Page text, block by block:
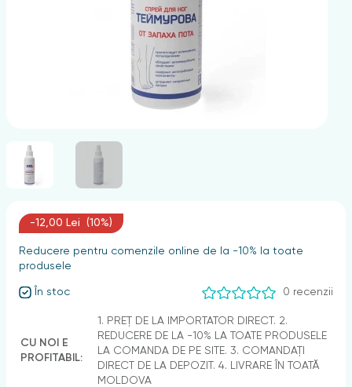
-12,00 Lei (10%)
Reducere pentru comenzile online de la -10% la toate
produsele
În stoc 0 recenzii
CU NOI E
PROFITABIL:
1. PREȚ DE LA IMPORTATOR DIRECT. 2.
REDUCERE DE LA -10% LA TOATE PRODUSELE
LA COMANDA DE PE SITE. 3. COMANDAȚI
DIRECT DE LA DEPOZIT. 4. LIVRARE ÎN TOATĂ
MOLDOVA